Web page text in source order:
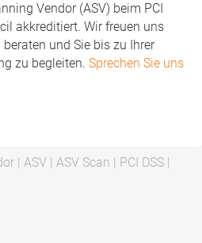
Vendor (ASV) beim PCI
akkreditiert. Wir freuen uns
und Sie bis zu Ihrer
zu begleiten. Sprechen Sie uns
ASV ASV Scan PCI DSS